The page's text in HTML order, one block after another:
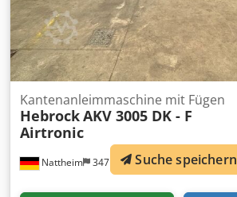
Nattheim 347 km
Kantenanleimmaschine mit Fügen
HebrockAKV 3005 DK - F
Airtronic
Suche speichern